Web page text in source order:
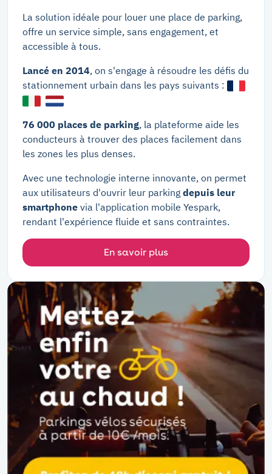
La solution idéale pour louer une place de parking,
offre un service simple, sans engagement, et
accessible à tous.
Lancé en 2014, on s'engage à résoudre les défis du
stationnement urbain dans les pays suivants :
76 000 places de parking, la plateforme aide les
conducteurs à trouver des places facilement dans
les zones les plus denses.
Avec une technologie interne innovante, on permet
aux utilisateurs d'ouvrir leur parking depuis leur
smartphone via l'application mobile Yespark,
rendant l'expérience fluide et sans contraintes.
En savoir plus